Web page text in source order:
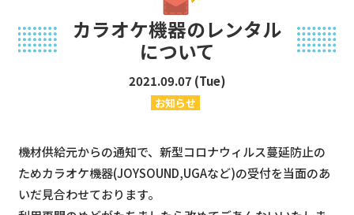
カラオケ機器のレンタル
について
2021.09.07 (Tue)
お知らせ
機材供給元からの通知で、新型コロナウィルス蔓延防止の
ためカラオケ機器(JOYSOUND,UGAなど)の受付を当面のあ
いだ見合わせております。